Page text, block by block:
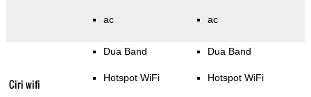
ac ac
Ciri wifi
Dua Band
Hotspot WiFi
Dua Band
Hotspot WiFi